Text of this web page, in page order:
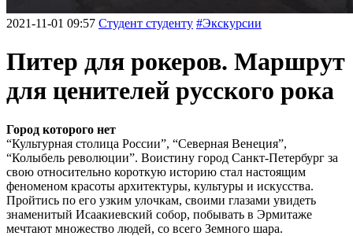
2021-11-01 09:57 Студент студенту #Экскурсии
Питер для рокеров. Маршрут
для ценителей русского рока
Город которого нет
“Культурная столица России”, “Северная Венеция”,
“Колыбель революции”. Воистину город Санкт-Петербург за
свою относительно короткую историю стал настоящим
феноменом красоты архитектуры, культуры и искусства.
Пройтись по его узким улочкам, своими глазами увидеть
знаменитый Исаакиевский собор, побывать в Эрмитаже
мечтают множество людей, со всего Земного шара.